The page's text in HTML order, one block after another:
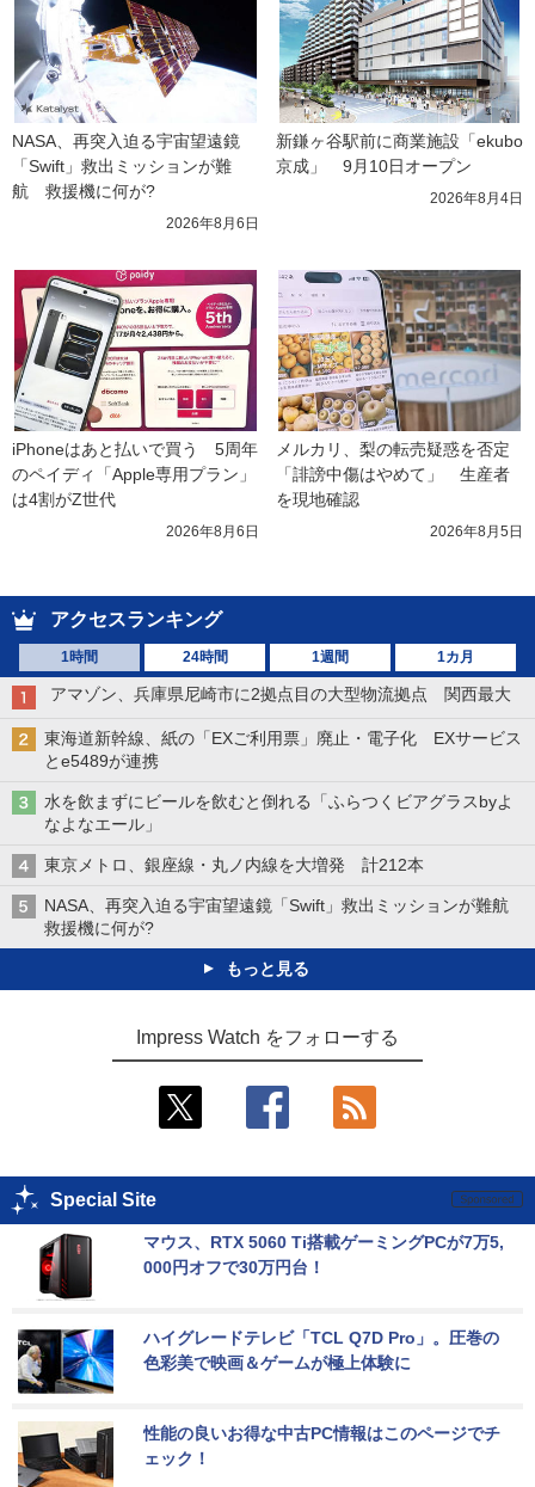
NASA、再突入迫る宇宙望遠鏡
「Swift」救出ミッションが難
航　救援機に何が?
2026年8月6日
新鎌ヶ谷駅前に商業施設「ekubo
京成」　9月10日オープン
2026年8月4日
iPhoneはあと払いで買う　5周年
のペイディ「Apple専用プラン」
は4割がZ世代
2026年8月6日
メルカリ、梨の転売疑惑を否定
「誹謗中傷はやめて」　生産者
を現地確認
2026年8月5日
アクセスランキング
1時間 24時間 1週間 1カ月
アマゾン、兵庫県尼崎市に2拠点目の大型物流拠点 関西最大
東海道新幹線、紙の「EXご利用票」廃止・電子化 EXサービス
とe5489が連携
水を飲まずにビールを飲むと倒れる「ふらつくビアグラスbyよ
なよなエール」
東京メトロ、銀座線・丸ノ内線を大増発 計212本
NASA、再突入迫る宇宙望遠鏡「Swift」救出ミッションが難航
救援機に何が?
もっと見る
Impress Watch をフォローする
Special Site
マウス、RTX 5060 Ti搭載ゲーミングPCが7万5,
000円オフで30万円台！
ハイグレードテレビ「TCL Q7D Pro」。圧巻の
色彩美で映画＆ゲームが極上体験に
性能の良いお得な中古PC情報はこのページでチ
ェック！